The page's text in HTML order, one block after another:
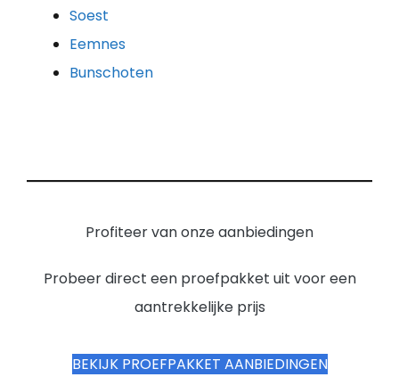
Soest
Eemnes
Bunschoten
Profiteer van onze aanbiedingen
Probeer direct een proefpakket uit voor een
aantrekkelijke prijs
BEKIJK PROEFPAKKET AANBIEDINGEN